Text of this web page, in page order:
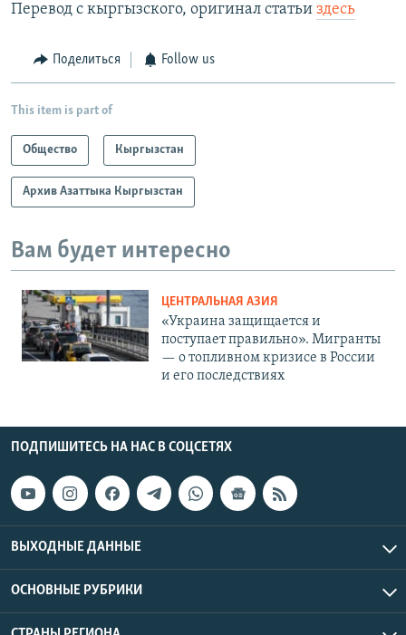
Перевод с кыргызского, оригинал статьи здесь
Поделиться Follow us
This item is part of
Общество Кыргызстан
Архив Азаттыка Кыргызстан
Вам будет интересно
ЦЕНТРАЛЬНАЯ АЗИЯ
«Украина защищается и
поступает правильно». Мигранты
— о топливном кризисе в России
и его последствиях
ПОДПИШИТЕСЬ НА НАС В СОЦСЕТЯХ
ВЫХОДНЫЕ ДАННЫЕ
ОСНОВНЫЕ РУБРИКИ